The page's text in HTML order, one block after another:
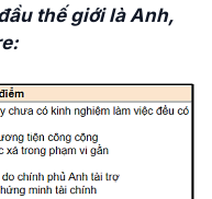
thế giới là Anh,